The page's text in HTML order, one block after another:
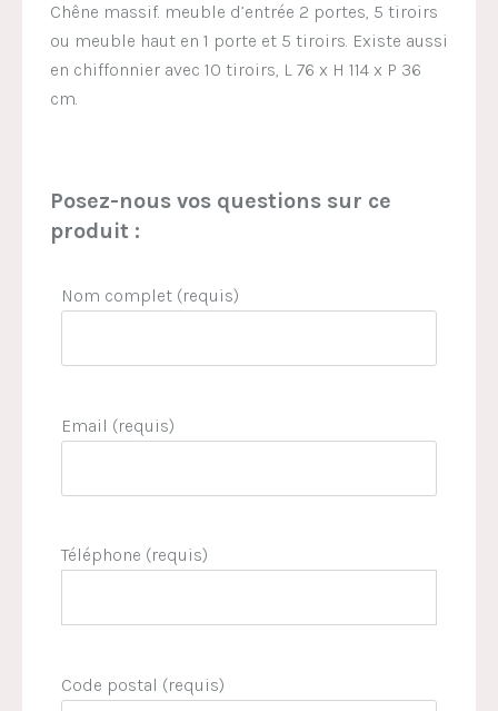
Chêne massif. meuble d’entrée 2 portes, 5 tiroirs
ou meuble haut en 1 porte et 5 tiroirs. Existe aussi
en chiffonnier avec 10 tiroirs, L 76 x H 114 x P 36
cm.
Posez-nous vos questions sur ce
produit :
Nom complet (requis)
Email (requis)
Téléphone (requis)
Code postal (requis)